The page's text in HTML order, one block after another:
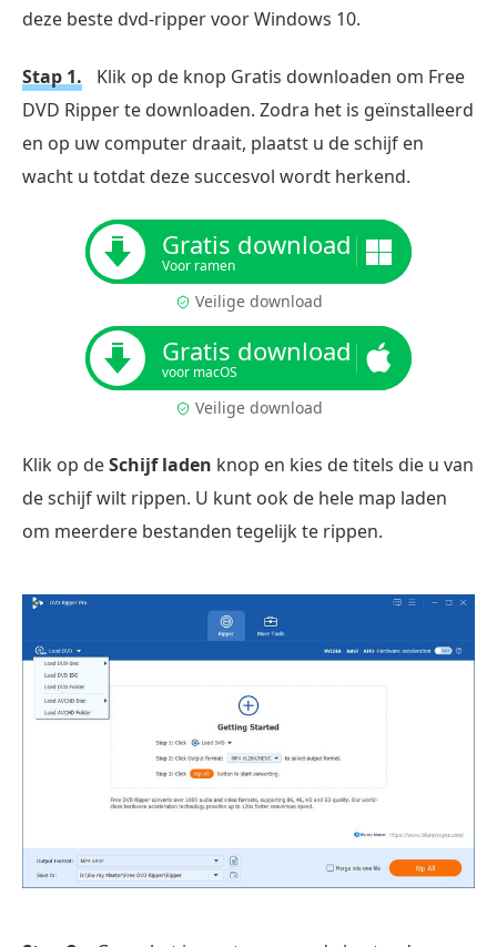
deze beste dvd-ripper voor Windows 10.
Stap 1.
Klik op de knop Gratis downloaden om Free
DVD Ripper te downloaden. Zodra het is geïnstalleerd
en op uw computer draait, plaatst u de schijf en
wacht u totdat deze succesvol wordt herkend.
Gratis download
Voor ramen
Veilige download
Gratis download
voor macOS
Veilige download
Klik op deSchijf laden knop en kies de titels die u van
de schijf wilt rippen. U kunt ook de hele map laden
om meerdere bestanden tegelijk te rippen.